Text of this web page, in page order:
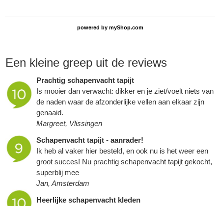
powered by myShop.com
Een kleine greep uit de reviews
Prachtig schapenvacht tapijt
Is mooier dan verwacht: dikker en je ziet/voelt niets van
de naden waar de afzonderlijke vellen aan elkaar zijn
genaaid.
Margreet, Vlissingen
Schapenvacht tapijt - aanrader!
Ik heb al vaker hier besteld, en ook nu is het weer een
groot succes! Nu prachtig schapenvacht tapijt gekocht,
superblij mee
Jan, Amsterdam
Heerlijke schapenvacht kleden